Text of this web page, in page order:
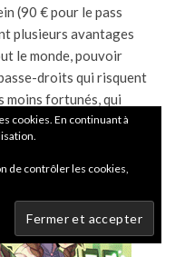
(90 € pour le pass
plusieurs avantages
le monde, pouvoir
droits qui risquent
moins fortunés, qui
cookies. En continuant à
de contrôler les cookies,